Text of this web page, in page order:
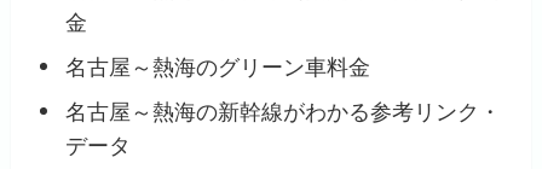
金
名古屋～熱海のグリーン車料金
名古屋～熱海の新幹線がわかる参考リンク・
データ